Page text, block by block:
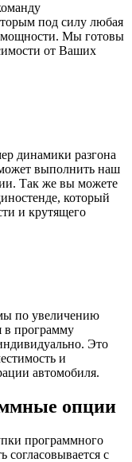
под силу любая
мощности. Мы готовы
от Ваших
динамики разгона
выполнить наш
Так же вы можете
который
и крутящего
по увеличению
в программу
Это
и
автомобиля.
опции
программного
согласовывается с